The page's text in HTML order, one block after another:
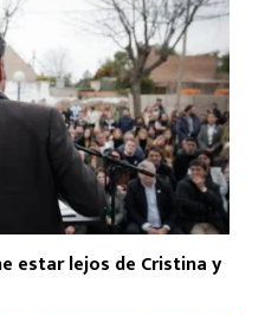
estar lejos de Cristina y